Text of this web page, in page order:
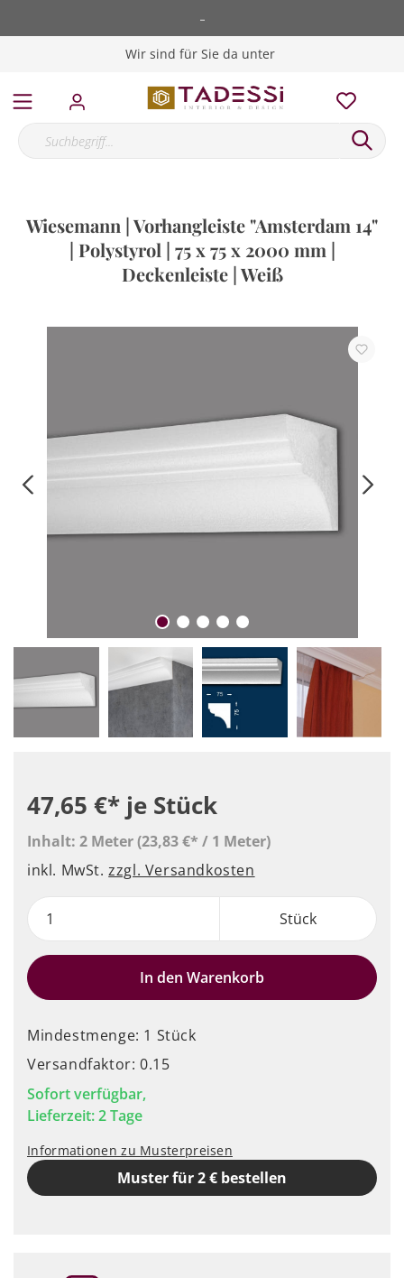
-
Wir sind für Sie da unter
Wiesemann | Vorhangleiste "Amsterdam 14"
| Polystyrol | 75 x 75 x 2000 mm |
Deckenleiste | Weiß
47,65 €* je Stück
Inhalt: 2 Meter(23,83 €* / 1 Meter)
inkl. MwSt.zzgl. Versandkosten
Stück
In den Warenkorb
Mindestmenge: 1 Stück
Versandfaktor: 0.15
Sofort verfügbar,
Lieferzeit: 2 Tage
Informationen zu Musterpreisen
Muster für 2 € bestellen